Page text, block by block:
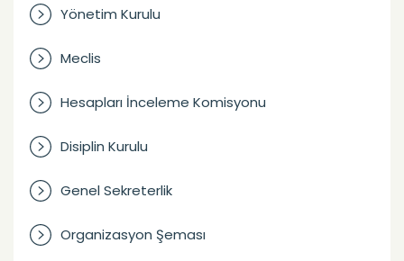
Yönetim Kurulu
Meclis
Hesapları İnceleme Komisyonu
Disiplin Kurulu
Genel Sekreterlik
Organizasyon Şeması